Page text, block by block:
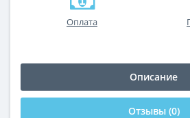
Оплата
Описание
Отзывы (0)